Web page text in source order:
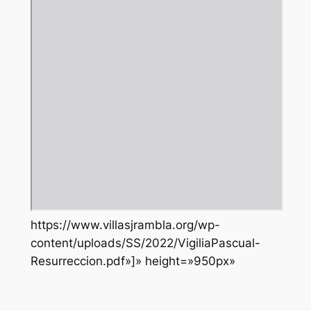
https://www.villasjrambla.org/wp-
content/uploads/SS/2022/VigiliaPascual-
Resurreccion.pdf»]» height=»950px»